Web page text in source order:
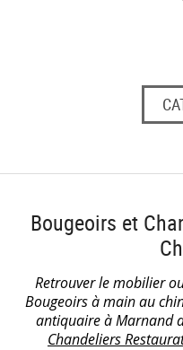
Bougeoirs et
Retrouver le mobilier
Bougeoirs à main au
antiquaire à Marnand
Chandeliers